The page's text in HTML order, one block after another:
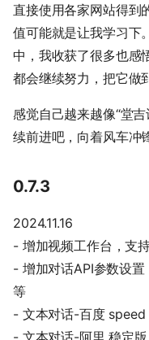
直接使用各家网站得到
值可能就是让我学习下
中，我收获了很多也感
都会继续努力，把它做
感觉自己越来越像“堂
续前进吧，向着风车冲
0.7.3
2024.11.16
- 增加视频工作台，支
- 增加对话API参数设
等
- 文本对话-百度
- 文本对话-阿里 稳定